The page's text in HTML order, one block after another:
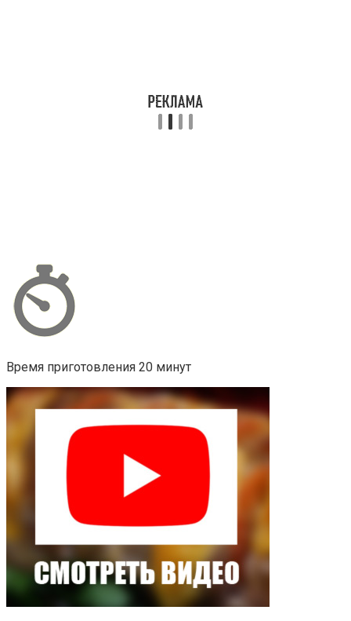
Время приготовления 20 минут